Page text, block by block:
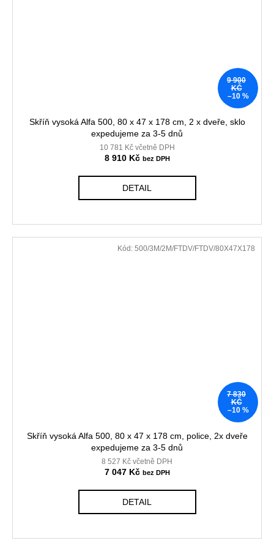
9 900
KČ
–10 %
Skříň vysoká Alfa 500, 80 x 47 x 178 cm, 2 x dveře, sklo
expedujeme za 3-5 dnů
10 781 Kč včetně DPH
8 910 Kč
DETAIL
7 830
KČ
–10 %
Skříň vysoká Alfa 500, 80 x 47 x 178 cm, police, 2x dveře
expedujeme za 3-5 dnů
8 527 Kč včetně DPH
7 047 Kč
DETAIL
Kód: 500/3M/2M/FTDV/FTDV/80X47X178